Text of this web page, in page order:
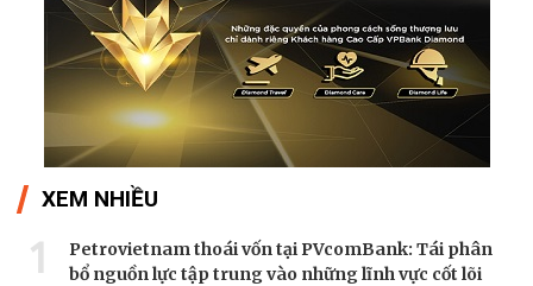
XEM NHIỀU
1
Petrovietnam thoái vốn tại PVcomBank: Tái phân
bổ nguồn lực tập trung vào những lĩnh vực cốt lõi